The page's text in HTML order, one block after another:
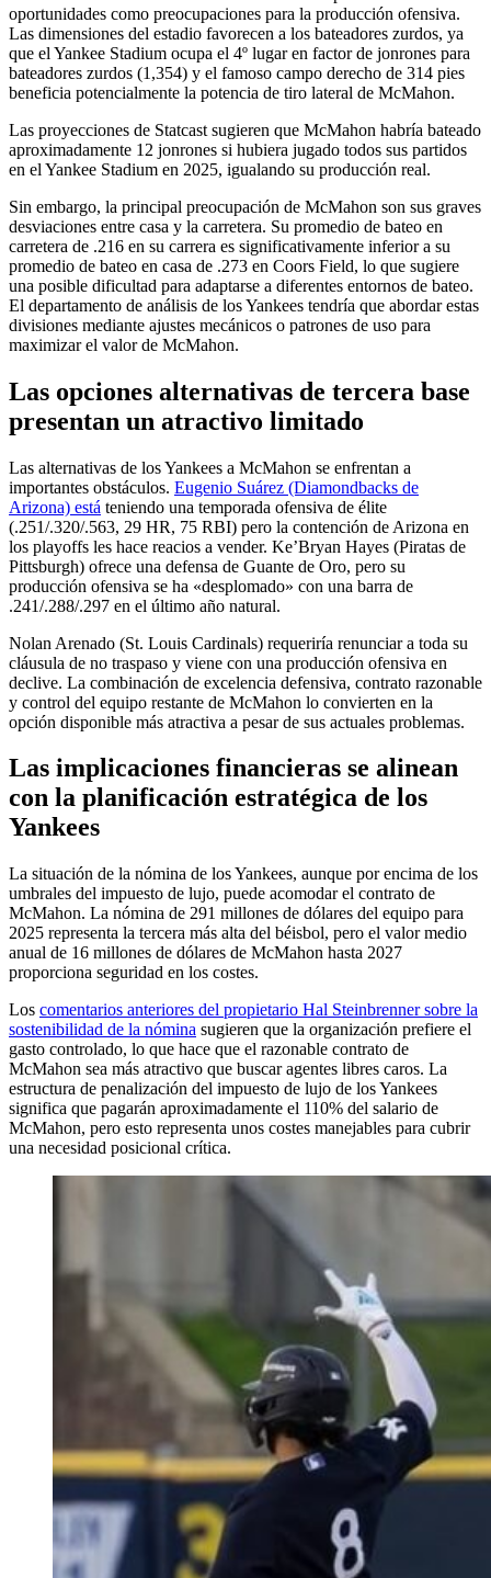
oportunidades como preocupaciones para la producción ofensiva.
Las dimensiones del estadio favorecen a los bateadores zurdos, ya
que el Yankee Stadium ocupa el 4º lugar en factor de jonrones para
bateadores zurdos (1,354) y el famoso campo derecho de 314 pies
beneficia potencialmente la potencia de tiro lateral de McMahon.
Las proyecciones de Statcast sugieren que McMahon habría bateado
aproximadamente 12 jonrones si hubiera jugado todos sus partidos
en el Yankee Stadium en 2025, igualando su producción real.
Sin embargo, la principal preocupación de McMahon son sus graves
desviaciones entre casa y la carretera. Su promedio de bateo en
carretera de .216 en su carrera es significativamente inferior a su
promedio de bateo en casa de .273 en Coors Field, lo que sugiere
una posible dificultad para adaptarse a diferentes entornos de bateo.
El departamento de análisis de los Yankees tendría que abordar estas
divisiones mediante ajustes mecánicos o patrones de uso para
maximizar el valor de McMahon.
Las opciones alternativas de tercera base
presentan un atractivo limitado
Las alternativas de los Yankees a McMahon se enfrentan a
importantes obstáculos. Eugenio Suárez (Diamondbacks de
Arizona) está teniendo una temporada ofensiva de élite
(.251/.320/.563, 29 HR, 75 RBI) pero la contención de Arizona en
los playoffs les hace reacios a vender. Ke’Bryan Hayes (Piratas de
Pittsburgh) ofrece una defensa de Guante de Oro, pero su
producción ofensiva se ha «desplomado» con una barra de
.241/.288/.297 en el último año natural.
Nolan Arenado (St. Louis Cardinals) requeriría renunciar a toda su
cláusula de no traspaso y viene con una producción ofensiva en
declive. La combinación de excelencia defensiva, contrato razonable
y control del equipo restante de McMahon lo convierten en la
opción disponible más atractiva a pesar de sus actuales problemas.
Las implicaciones financieras se alinean
con la planificación estratégica de los
Yankees
La situación de la nómina de los Yankees, aunque por encima de los
umbrales del impuesto de lujo, puede acomodar el contrato de
McMahon. La nómina de 291 millones de dólares del equipo para
2025 representa la tercera más alta del béisbol, pero el valor medio
anual de 16 millones de dólares de McMahon hasta 2027
proporciona seguridad en los costes.
Los comentarios anteriores del propietario Hal Steinbrenner sobre la
sostenibilidad de la nómina sugieren que la organización prefiere el
gasto controlado, lo que hace que el razonable contrato de
McMahon sea más atractivo que buscar agentes libres caros. La
estructura de penalización del impuesto de lujo de los Yankees
significa que pagarán aproximadamente el 110% del salario de
McMahon, pero esto representa unos costes manejables para cubrir
una necesidad posicional crítica.